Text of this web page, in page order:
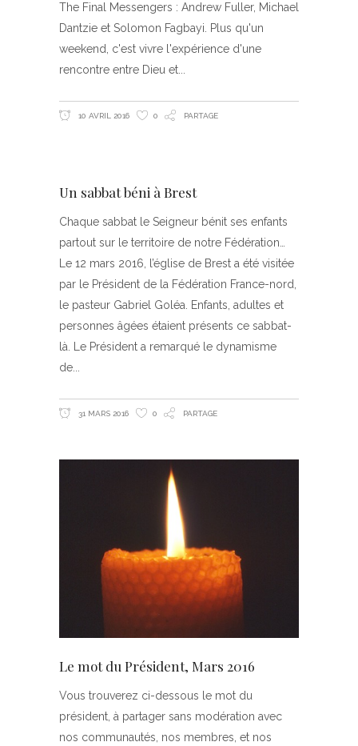
The Final Messengers : Andrew Fuller, Michael
Dantzie et Solomon Fagbayi. Plus qu'un
weekend, c'est vivre l'expérience d'une
rencontre entre Dieu et
10 AVRIL 2016 0 PARTAGE
Un sabbat béni à Brest
Chaque sabbat le Seigneur bénit ses enfants
partout sur le territoire de notre Fédération…
Le 12 mars 2016, l’église de Brest a été visitée
par le Président de la Fédération France-nord,
le pasteur Gabriel Goléa. Enfants, adultes et
personnes âgées étaient présents ce sabbat-
là. Le Président a remarqué le dynamisme
de
31 MARS 2016 0 PARTAGE
Le mot du Président, Mars 2016
Vous trouverez ci-dessous le mot du
président, à partager sans modération avec
nos communautés, nos membres, et nos